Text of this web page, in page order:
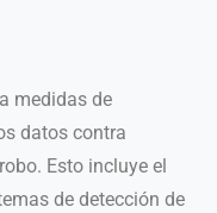
medidas de
datos contra
Esto incluye el
de detección de